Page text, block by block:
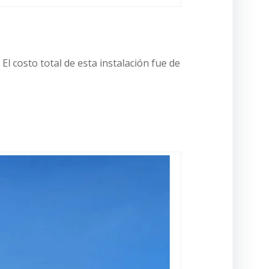
costo total de esta instalación fue de